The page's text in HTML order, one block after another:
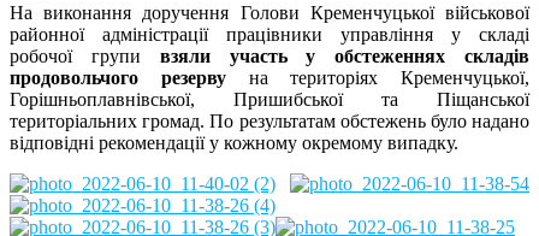
На виконання доручення Голови Кременчуцької військової
районної адміністрації працівники управління у складі
робочої групи взяли участь у обстеженнях складів
продовольчого резерву на територіях Кременчуцької,
Горішньоплавнівської, Пришибської та Піщанської
територіальних громад. По результатам обстежень було надано
відповідні рекомендації у кожному окремому випадку.